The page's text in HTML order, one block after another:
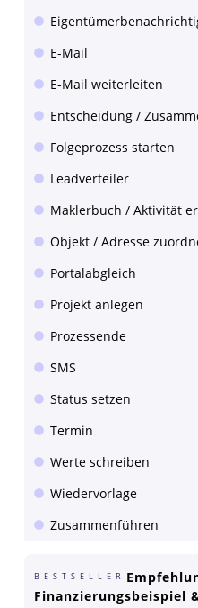
E-Mail
E-Mail weiterleiten
Entscheidung /
Folgeprozess starten
Leadverteiler
Maklerbuch / Aktivität
Objekt / Adresse
Portalabgleich
Projekt anlegen
Prozessende
SMS
Status setzen
Termin
Werte schreiben
Wiedervorlage
Zusammenführen
BESTSELLER
Finanzierungsbeispiel